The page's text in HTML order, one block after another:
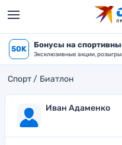
50K Бонусы на
Эксклюзивные акции,
Спорт Биатлон
Иван Адаменко